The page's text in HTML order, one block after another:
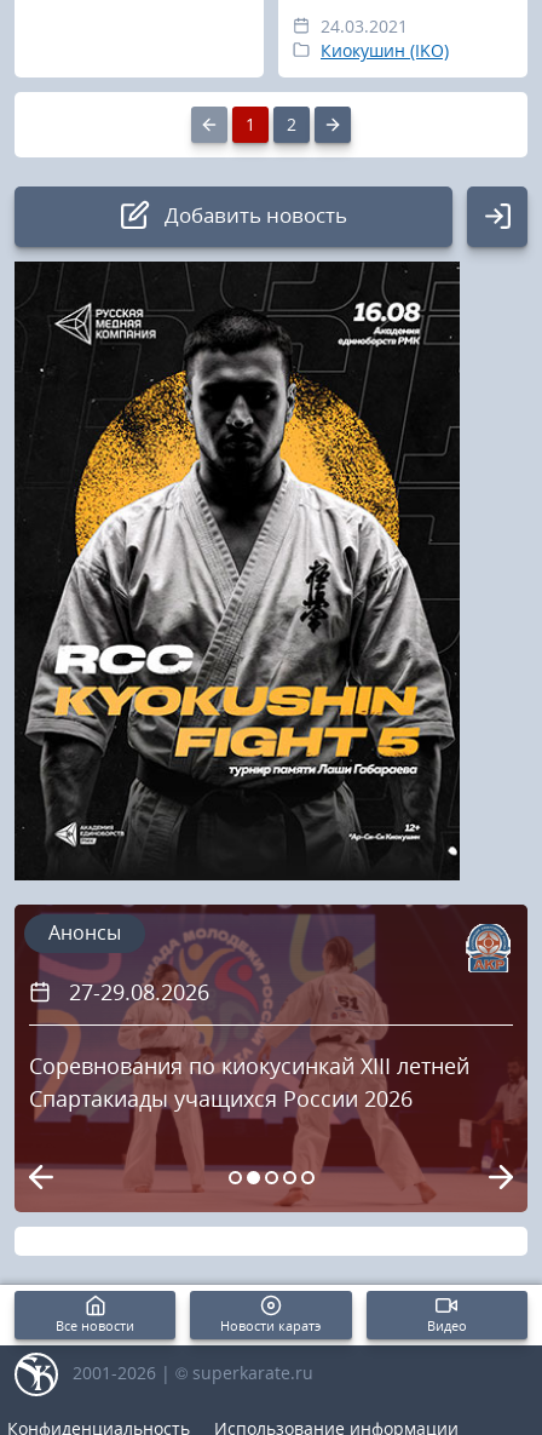
24.03.2021
Киокушин (IKO)
1 2
Добавить новость
Авторизация
Логин:
Пароль
Войти
Напомнить пароль
Регистрация
27-29.08.2026
Соревнования по киокусинкай XIII летней
Спартакиады учащихся России 2026
Анонсы
Все новости Новости каратэ Видео
2001-2026 | © superkarate.ru
Конфиденциальность Использование информации